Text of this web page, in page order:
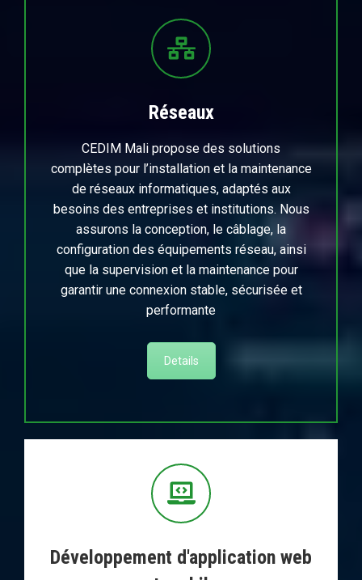
Réseaux
CEDIM Mali propose des solutions
complètes pour l’installation et la maintenance
de réseaux informatiques, adaptés aux
besoins des entreprises et institutions. Nous
assurons la conception, le câblage, la
configuration des équipements réseau, ainsi
que la supervision et la maintenance pour
garantir une connexion stable, sécurisée et
performante
Details
Développement d'application web